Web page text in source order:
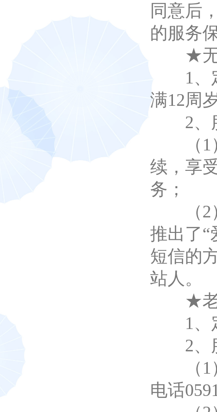
同意后
的服务
★无
1、定
满12周
2、
（1）
续，享
务；
（2）
推出了“
短信的
站人。
★老
1、定
2、
（1）
电话